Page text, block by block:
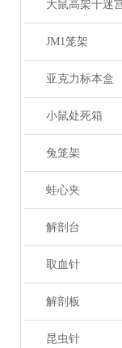
大鼠高架十迷
JM1笼架
亚克力标本盒
小鼠处死箱
兔笼架
蛙心夹
解剖台
取血针
解剖板
昆虫针